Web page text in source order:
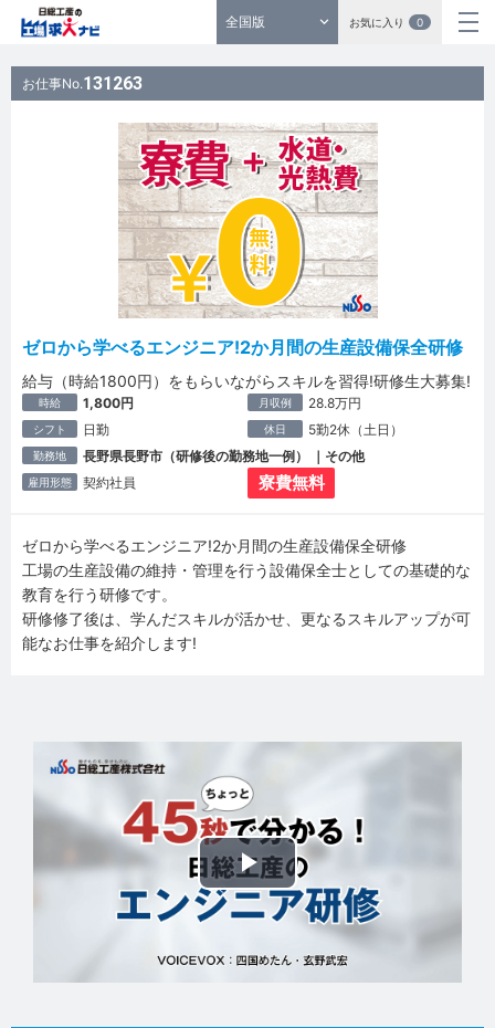
全国版 お気に入り 0
お仕事No.131263
ゼロから学べるエンジニア!2か月間の生産設備保全研修
給与（時給1800円）をもらいながらスキルを習得!研修生大募集!
時給 1,800円 月収例 28.8万円
シフト 日勤 休日 5勤2休（土日）
勤務地 長野県長野市（研修後の勤務地一例） ｜その他
雇用形態 契約社員 寮費無料
ゼロから学べるエンジニア!2か月間の生産設備保全研修
工場の生産設備の維持・管理を行う設備保全士としての基礎的な
教育を行う研修です。
研修修了後は、学んだスキルが活かせ、更なるスキルアップが可
能なお仕事を紹介します!